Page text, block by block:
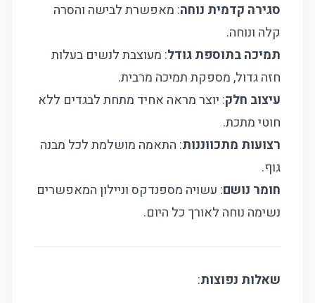
סגירה קדמית נוחה: מאפשרת לבישה והסרה
קלה ונוחה.
תמיכה בתוספת גודל: מעוצבת לנשים בעלות
חזה גדול, מספקת תמיכה מרבית.
עיצוב חלק: יוצר מראה אחיד מתחת לבגדים ללא
חוטי מתכת.
רצועות מתכווננות: התאמה מושלמת לכל מבנה
גוף.
חומר נושם: עשויה מספנדקס וניילון המאפשרים
נשימה נוחה לאורך כל היום.
שאלות נפוצות: